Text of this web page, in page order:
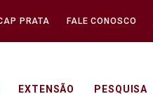
PRATA FALE CONOSCO
EXTENSÃO PESQUISA